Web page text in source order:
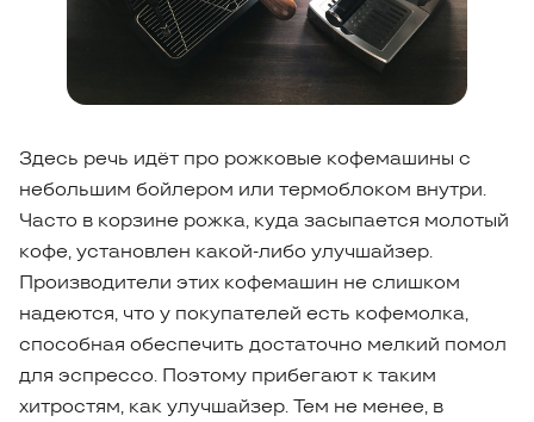
Здесь речь идёт про рожковые кофемашины с
небольшим бойлером или термоблоком внутри.
Часто в корзине рожка, куда засыпается молотый
кофе, установлен какой-либо улучшайзер.
Производители этих кофемашин не слишком
надеются, что у покупателей есть кофемолка,
способная обеспечить достаточно мелкий помол
для эспрессо. Поэтому прибегают к таким
хитростям, как улучшайзер. Тем не менее, в